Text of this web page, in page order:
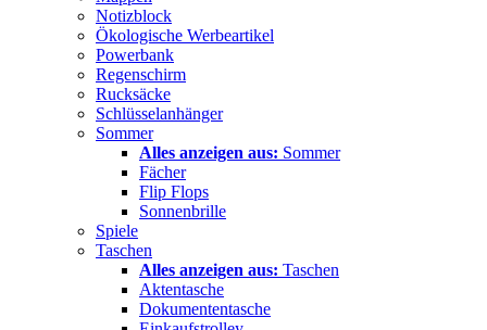
Notizblock
Ökologische Werbeartikel
Powerbank
Regenschirm
Rucksäcke
Schlüsselanhänger
Sommer
Alles anzeigen aus: Sommer
Fächer
Flip Flops
Sonnenbrille
Spiele
Taschen
Alles anzeigen aus: Taschen
Aktentasche
Dokumententasche